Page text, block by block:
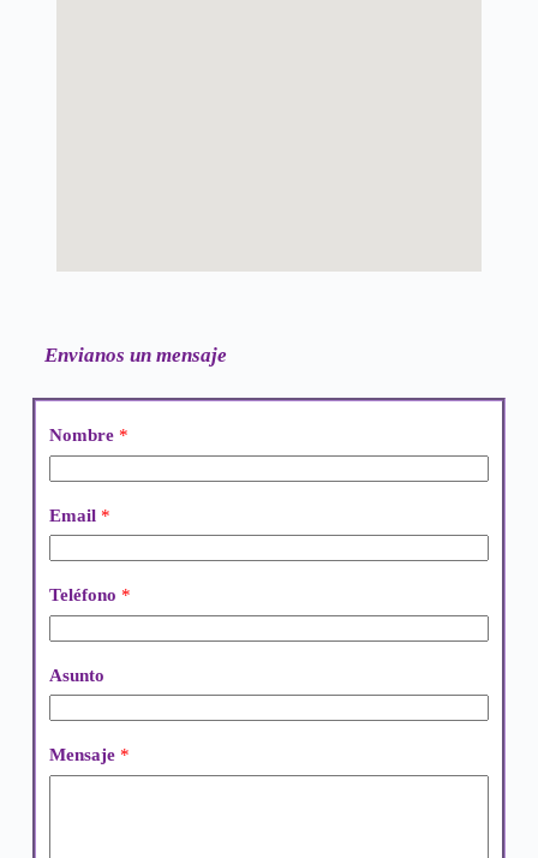
Envianos un mensaje
Nombre *
Email *
Teléfono *
Asunto
Mensaje *